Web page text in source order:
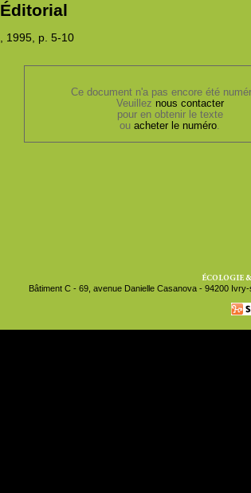
Éditorial
, 1995, p. 5-10
Ce document n'a pas encore été
Veuillez nous contacter
pour en obtenir le texte
ouacheter le numéro.
ÉCOLOGIE
Bâtiment C - 69, avenue Danielle Casanova - 94200